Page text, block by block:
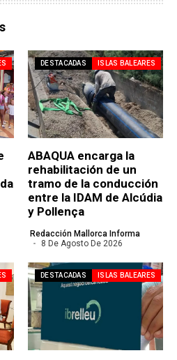
DESTACADAS ISLAS BALEARES
ABAQUA encarga la
rehabilitación de un
tramo de la conducción
entre la IDAM de Alcúdia
y Pollença
Redacción Mallorca Informa
8 De Agosto De 2026
DESTACADAS ISLAS BALEARES